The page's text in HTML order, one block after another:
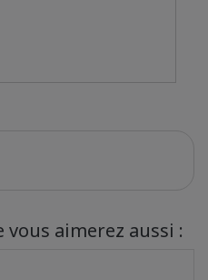
aimerez aussi :